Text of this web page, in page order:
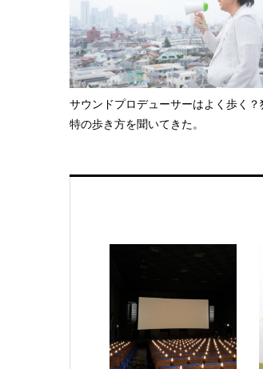
サウンドプロデューサーはよく歩く？
特の歩き方を聞いてきた。